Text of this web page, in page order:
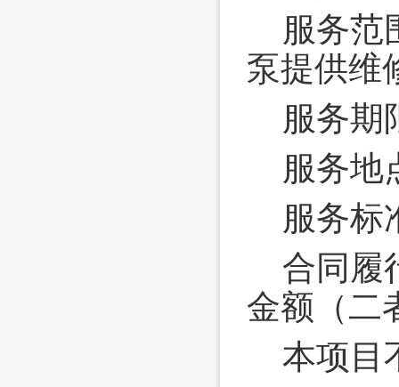
服务范
泵提供维
服务期
服务地
服务标
合同履
金额（二
本项目